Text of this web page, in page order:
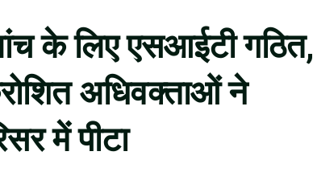
के लिए एसआईटी गठित,
अधिवक्ताओं ने
में पीटा